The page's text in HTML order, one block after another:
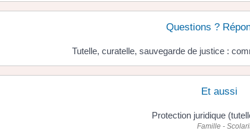
Questions ?
Tutelle, curatelle, sauvegarde de justice :
Et aussi
Protection juridique
Famille -